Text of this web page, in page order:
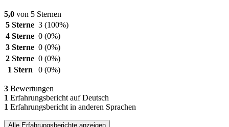
5,0 von 5 Sternen
5 Sterne 3 (100%)
4 Sterne 0 (0%)
3 Sterne 0 (0%)
2 Sterne 0 (0%)
1 Stern
0 (0%)
3 Bewertungen
1 Erfahrungsbericht auf Deutsch
1 Erfahrungsbericht in anderen Sprachen
Alle Erfahrungsberichte anzeigen